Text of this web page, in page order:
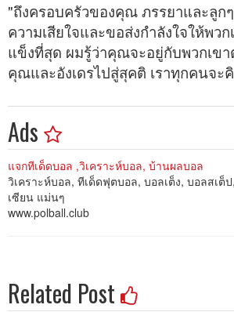
"ถึงครอบครัวของคุณ ภรรยาและลูก
ความเสียใจและขอส่งกำลังใจให้พว
แข็งที่สุด ผมรู้ว่าคุณจะอยู่กับพวกเข
คุณและอังเดรไปสู่สุคติ เราทุกคนจะ
Ads
แจกทีเด็ดบอล ,วิเคราะห์บอล, บ้านผลบอล
วิเคราะห์บอล, ทีเด็ดฟุตบอล, บอลเต็ง, บอลสเต็
เซียน แม่นๆ
www.polball.club
Related Post